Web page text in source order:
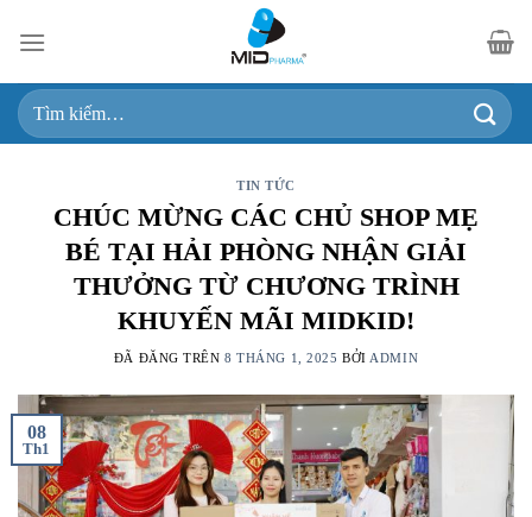
đến
dung
Tìm
kiếm:
TIN TỨC
CHÚC MỪNG CÁC CHỦ SHOP MẸ
BÉ TẠI HẢI PHÒNG NHẬN GIẢI
THƯỞNG TỪ CHƯƠNG TRÌNH
KHUYẾN MÃI MIDKID!
ĐÃ ĐĂNG TRÊN8 THÁNG 1, 2025 BỞI ADMIN
08
Th1